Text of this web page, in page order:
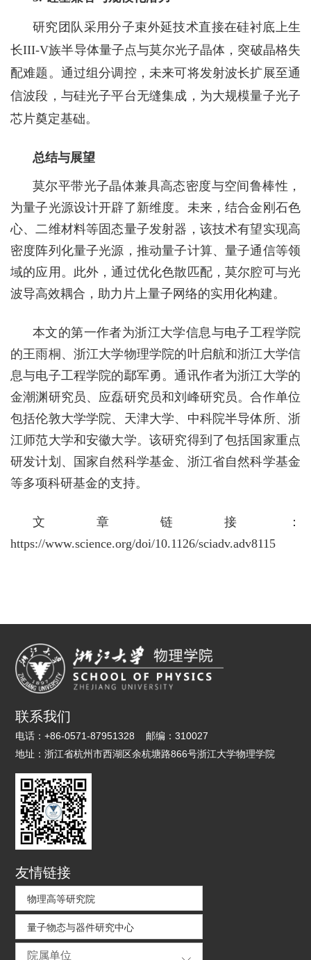
研究团队采用分子束外延技术直接在硅衬底上生
长III-V族半导体量子点与莫尔光子晶体，突破晶格失
配难题。通过组分调控，未来可将发射波长扩展至通
信波段，与硅光子平台无缝集成，为大规模量子光子
芯片奠定基础。
总结与展望
莫尔平带光子晶体兼具高态密度与空间鲁棒性，
为量子光源设计开辟了新维度。未来，结合金刚石色
心、二维材料等固态量子发射器，该技术有望实现高
密度阵列化量子光源，推动量子计算、量子通信等领
域的应用。此外，通过优化色散匹配，莫尔腔可与光
波导高效耦合，助力片上量子网络的实用化构建。
本文的第一作者为浙江大学信息与电子工程学院
的王雨桐、浙江大学物理学院的叶启航和浙江大学信
息与电子工程学院的鄢军勇。通讯作者为浙江大学的
金潮渊研究员、应磊研究员和刘峰研究员。合作单位
包括伦敦大学学院、天津大学、中科院半导体所、浙
江师范大学和安徽大学。该研究得到了包括国家重点
研发计划、国家自然科学基金、浙江省自然科学基金
等多项科研基金的支持。
文章链接：
https://www.science.org/doi/10.1126/sciadv.adv8115
联系我们
电话：+86-0571-87951328 邮编：310027
地址：浙江省杭州市西湖区余杭塘路866号浙江大学物理学院
友情链接
物理高等研究院
量子物态与器件研究中心
院属单位